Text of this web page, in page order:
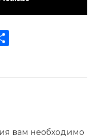
вам необходимо